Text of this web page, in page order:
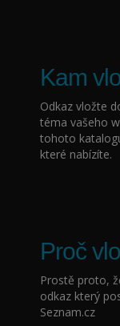
Kam
Odkaz vložte
téma vašeho
tohoto
které nabízíte.
Proč
Prostě proto,
odkaz který
Seznam.cz